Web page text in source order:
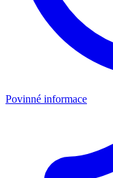
Povinné informace